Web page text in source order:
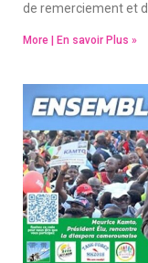
de remerciement et
More | En savoir Plus »